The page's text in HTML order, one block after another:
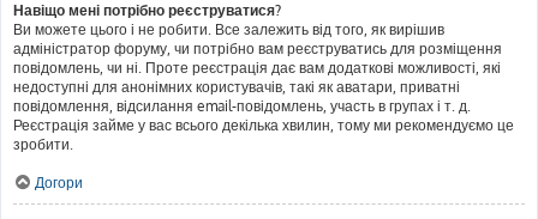
Навіщо мені потрібно реєструватися?
Ви можете цього і не робити. Все залежить від того, як вирішив
адміністратор форуму, чи потрібно вам реєструватись для розміщення
повідомлень, чи ні. Проте реєстрація дає вам додаткові можливості, які
недоступні для анонімних користувачів, такі як аватари, приватні
повідомлення, відсилання email-повідомлень, участь в групах і т. д.
Реєстрація займе у вас всього декілька хвилин, тому ми рекомендуємо це
зробити.
Догори